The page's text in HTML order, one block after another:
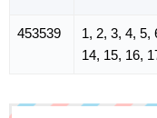
453539
1, 2, 3, 4, 5,
14, 15, 16,